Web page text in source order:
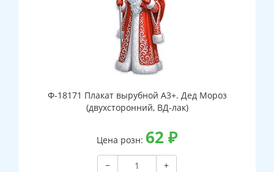
Ф-18171 Плакат вырубной А3+. Дед Мороз
(двухсторонний, ВД-лак)
Цена розн: 62 ₽
−
+